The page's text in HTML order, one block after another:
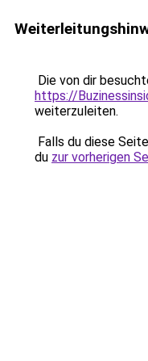
Die von dir
https://
weiterzuleiten.
Falls du diese
du zur vorherigen